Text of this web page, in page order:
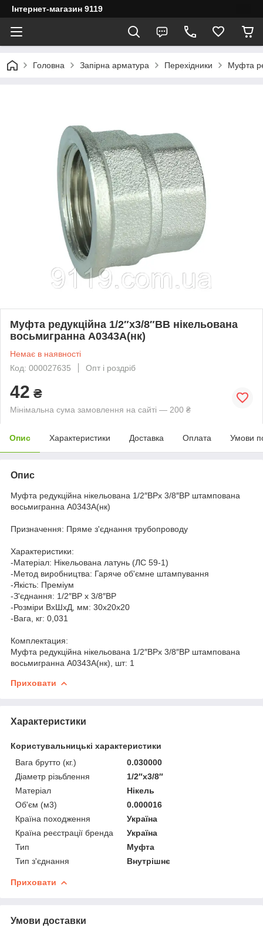
Інтернет-магазин 9119
Головна Запірна арматура Перехідники Муфта
Муфта редукційна 1/2″х3/8″ВВ нікельована
восьмигранна А0343А(нк)
Немає в наявності
Код: 000027635
Опт і роздріб
42 ₴
Мінімальна сума замовлення на сайті — 200 ₴
Опис Характеристики Доставка Оплата Умови
Опис
Муфта редукційна нікельована 1/2″ВРх 3/8″ВР штампована
восьмигранна А0343А(нк)
Призначення: Пряме з'єднання трубопроводу
Характеристики:
-Матеріал: Нікельована латунь (ЛС 59-1)
-Метод виробництва: Гаряче об'ємне штампування
-Якість: Преміум
-З'єднання: 1/2″ВР х 3/8″ВР
-Розміри ВхШхД, мм: 30х20х20
-Вага, кг: 0,031
Комплектация:
Муфта редукційна нікельована 1/2″ВРх 3/8″ВР штампована
восьмигранна А0343А(нк), шт: 1
Приховати
Характеристики
Користувальницькі характеристики
Вага брутто (кг.)
0.030000
Діаметр різьблення
1/2″х3/8″
Матеріал
Нікель
Об'єм (м3)
0.000016
Країна походження
Україна
Країна реєстрації бренда
Україна
Тип
Муфта
Тип з'єднання
Внутрішнє
Приховати
Умови доставки